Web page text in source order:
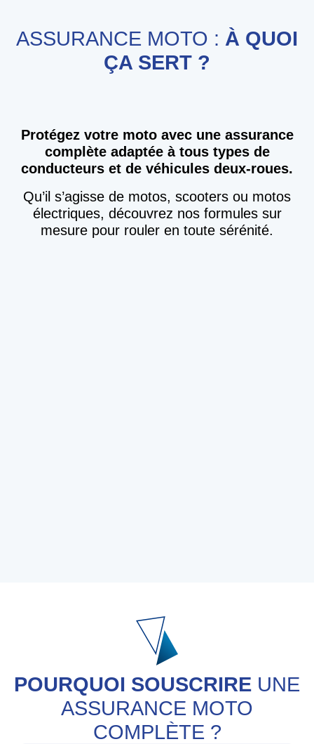
ASSURANCE MOTO : À QUOI
ÇA SERT ?
Protégez votre moto avec une assurance
complète adaptée à tous types de
conducteurs et de véhicules deux-roues.
Qu’il s’agisse de motos, scooters ou motos
électriques, découvrez nos formules sur
mesure pour rouler en toute sérénité.
POURQUOI SOUSCRIRE UNE
ASSURANCE MOTO
COMPLÈTE ?